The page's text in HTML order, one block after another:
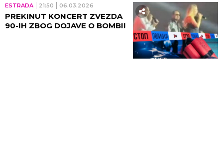
ESTRADA 21:50 06.03.2026
PREKINUT KONCERT ZVEZDA
90-IH ZBOG DOJAVE O BOMBI!